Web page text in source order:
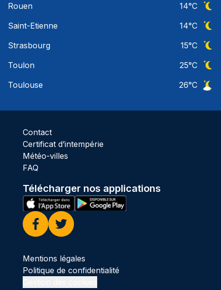
Rouen
14°C
Saint-Etienne
14°C
Strasbourg
15°C
Toulon
25°C
Toulouse
26°C
Contact
Certificat d’intempérie
Météo-villes
FAQ
Télécharger nos applications
Facebook
Twitter
Mentions légales
Politique de confidentialité